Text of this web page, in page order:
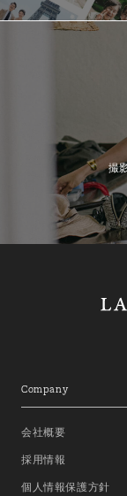
撮
Company
会社概要
採用情報
個人情報保護方針